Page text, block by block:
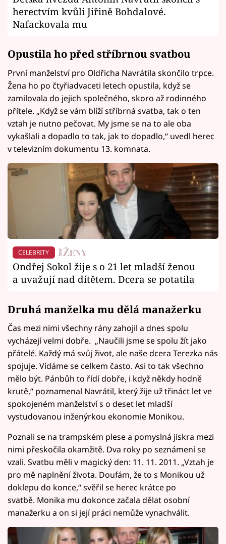
herectvím kvůli Jiřině Bohdalové.
Nafackovala mu
Opustila ho před stříbrnou svatbou
První manželství pro Oldřicha Navrátila skončilo trpce.
Žena ho po čtyřiadvaceti letech opustila, když se
zamilovala do jejich společného, skoro až rodinného
přítele. „Když se vám blíží stříbrná svatba, tak o ten
vztah je nutno pečovat. My jsme se na to ale oba
vykašlali a dopadlo to tak, jak to dopadlo,“ uvedl herec
v televizním dokumentu 13. komnata.
CELEBRITY
Ondřej Sokol žije s o 21 let mladší ženou
a uvažují nad dítětem. Dcera se potatila
Druhá manželka mu dělá manažerku
Čas mezi nimi všechny rány zahojil a dnes spolu
vycházejí velmi dobře. „Naučili jsme se spolu žít jako
přátelé. Každý má svůj život, ale naše dcera Terezka nás
spojuje. Vídáme se celkem často. Asi to tak všechno
mělo být. Pánbůh to řídí dobře, i když někdy hodně
krutě,“ poznamenal Navrátil, který žije už třináct let ve
spokojeném manželství s o deset let mladší
vystudovanou inženýrkou ekonomie Monikou.
Poznali se na trampském plese a pomyslná jiskra mezi
nimi přeskočila okamžitě. Dva roky po seznámení se
vzali. Svatbu měli v magický den: 11. 11. 2011. „Vztah je
pro mě naplnění života. Doufám, že to s Monikou už
doklepu do konce,“ svěřil se herec krátce po
svatbě. Monika mu dokonce začala dělat osobní
manažerku a on si její práci nemůže vynachválit.